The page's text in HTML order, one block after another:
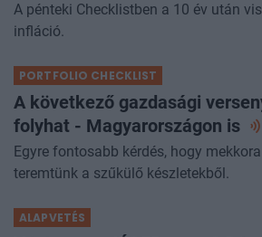
A pénteki Checklistben a 10 év után
infláció.
PORTFOLIO CHECKLIST
A következő gazdasági
folyhat - Magyarországon is
Egyre fontosabb kérdés, hogy
teremtünk a szűkülő készletekből.
ALAPVETÉS